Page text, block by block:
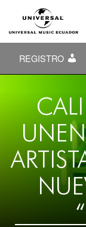
REGISTRO